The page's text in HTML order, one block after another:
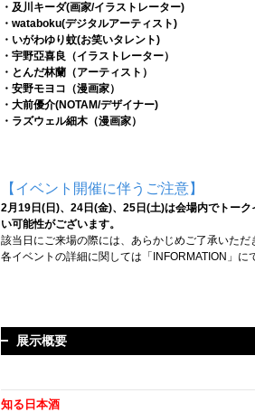
・及川キーダ(画家/イラストレーター)
・wataboku(デジタルアーティスト)
・いがわゆり蚊(お笑いタレント)
・宇野亞喜良（イラストレーター）
・とんだ林蘭（アーティスト）
・安野モヨコ（漫画家）
・大前優介(NOTAM/デザイナー)
・ラズウェル細木（漫画家）
【イベント開催に伴うご注意】
2月19日(日)、24日(金)、25日(土)は会場内でトー
い可能性がございます。
該当日にご来場の際には、あらかじめご了承いただ
各イベントの詳細に関しては「INFORMATION」に
展示概要
知る日本酒